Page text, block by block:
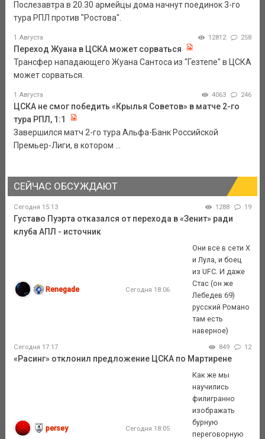
Послезавтра в 20.30 армейцы дома начнут поединок 3-го
тура РПЛ против "Ростова".
1 Августа 12812 258
Переход Жуана в ЦСКА может сорваться
Трансфер нападающего Жуана Сантоса из "Гезтепе" в ЦСКА
может сорваться.
1 Августа 4063 246
ЦСКА не смог победить «Крылья Советов» в матче 2-го
тура РПЛ, 1:1
Завершился матч 2-го тура Альфа-Банк Российской
Премьер-Лиги, в котором ...
СЕЙЧАС ОБСУЖДАЮТ
Сегодня 15:13 1288 19
Густаво Пуэрта отказался от перехода в «Зенит» ради
клуба АПЛ - источник
Renegade Сегодня 18:06
Они все в сети X
и Лула, и боец
из UFC. И даже
Стас (он же
Лебедев 69)
русский Романо
там есть
наверное)
Сегодня 17:17 849 12
«Расинг» отклонил предложение ЦСКА по Мартирене
persey Сегодня 18:05
Как же мы
научились
филигранно
изображать
бурную
переговорную